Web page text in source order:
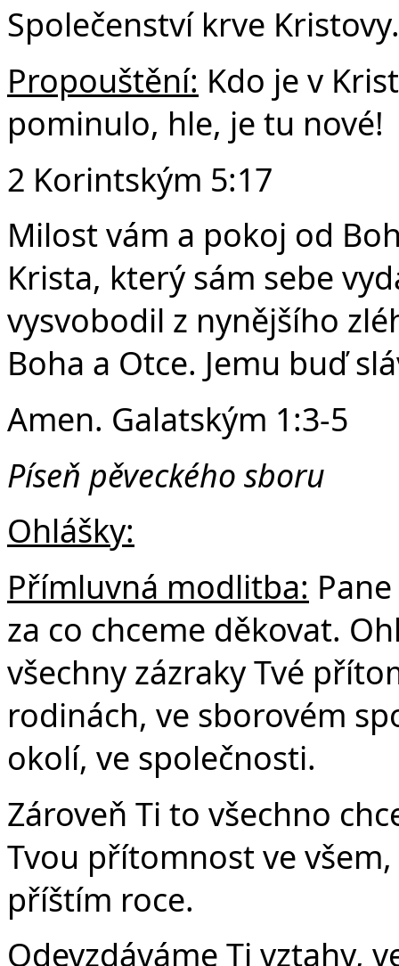
Společenství krve Kristovy.
Propouštění: Kdo je v
pominulo, hle, je tu nové!
2 Korintským 5:17
Milost vám a pokoj od
Krista, který sám sebe
vysvobodil z nynějšího
Boha a Otce. Jemu buď
Amen. Galatským 1:3-5
Píseň pěveckého sboru
Ohlášky:
Přímluvná modlitba:
za co chceme děkovat.
všechny zázraky Tvé
rodinách, ve sborovém
okolí, ve společnosti.
Zároveň Ti to všechno
Tvou přítomnost ve
příštím roce.
Odevzdáváme Ti vztahy,